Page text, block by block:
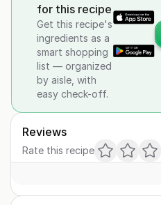
for this recipe
Get this recipe's
ingredients as a
smart shopping
list — organized
by aisle, with
easy check-off.
Reviews
Rate this recipe